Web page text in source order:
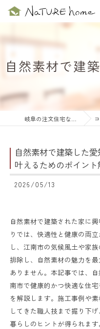
自然素材で建
コラム
自然素材で建築した
叶えるためのポイン
2026/05/13
自然素材で建築された家に
りでは、快適性と健康の両
し、江南市の気候風土や家
排除し、自然素材の魅力を
ありません。本記事では、
南市で健康的かつ快適な住
を解説します。施工事例や
してきた職人技まで掘り下
暮らしのヒントが得られます